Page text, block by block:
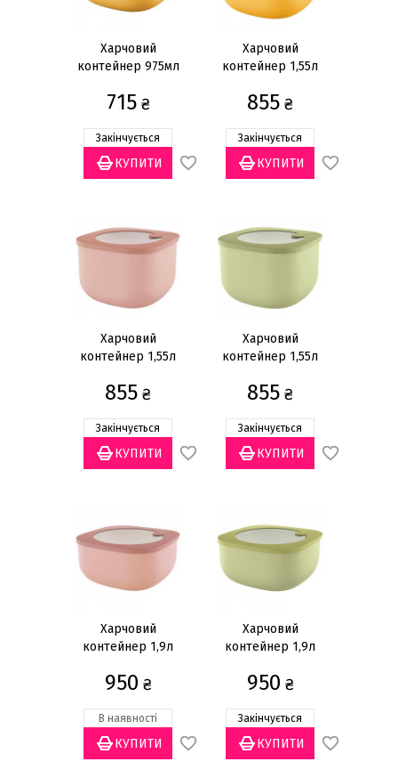
Харчовий
контейнер 975мл
715₴
Закінчується
Харчовий
контейнер 1,55л
855 ₴
Закінчується
Харчовий
контейнер 1,55л
855 ₴
Закінчується
Харчовий
контейнер 1,55л
855 ₴
Закінчується
Харчовий
контейнер 1,9л
950 ₴
В наявності
Харчовий
контейнер 1,9л
950 ₴
Закінчується